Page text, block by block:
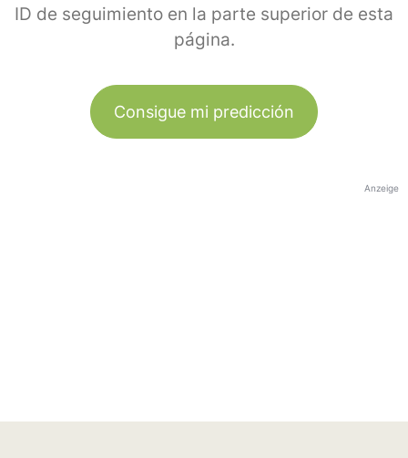
ID de seguimiento en la parte superior de esta
página.
Consigue mi predicción
Anzeige